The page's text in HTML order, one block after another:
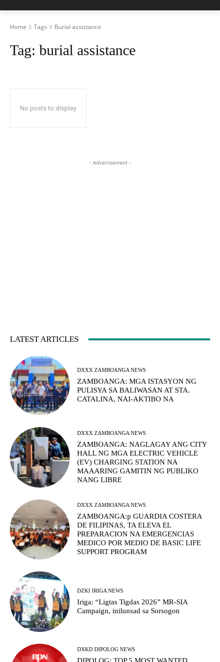
Home Tags Burial assistance
Tag: burial assistance
No posts to display
- Advertisement -
LATEST ARTICLES
DXXX ZAMBOANGA NEWS
ZAMBOANGA: MGA ISTASYON NG
PULISYA SA BALIWASAN AT STA.
CATALINA, NAI-AKTIBO NA
DXXX ZAMBOANGA NEWS
ZAMBOANGA: NAGLAGAY ANG CITY
HALL NG MGA ELECTRIC VEHICLE
(EV) CHARGING STATION NA
MAAARING GAMITIN NG PUBLIKO
NANG LIBRE
DXXX ZAMBOANGA NEWS
ZAMBOANGA:p GUARDIA COSTERA
DE FILIPINAS, TA ELEVA EL
PREPARACION NA EMERGENCIAS
MEDICO POR MEDIO DE BASIC LIFE
SUPPORT PROGRAM
DZKI IRIGA NEWS
Iriga: “Ligtas Tigdas 2026” MR-SIA
Campaign, inilunsad sa Sorsogon
DXKD DIPOLOG NEWS